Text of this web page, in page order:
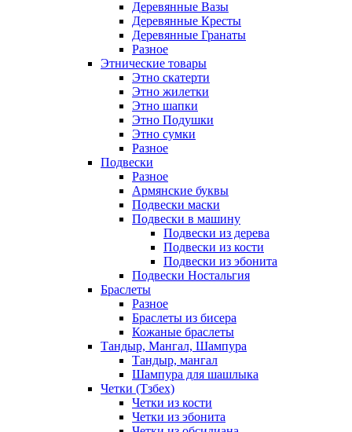
Деревянные Вазы
Деревянные Кресты
Деревянные Гранаты
Разное
Этнические товары
Этно скатерти
Этно жилетки
Этно шапки
Этно Подушки
Этно сумки
Разное
Подвески
Разное
Армянские буквы
Подвески маски
Подвески в машину
Подвески из дерева
Подвески из кости
Подвески из эбонита
Подвески Ностальгия
Браслеты
Разное
Браслеты из бисера
Кожаные браслеты
Тандыр, Мангал, Шампура
Тандыр, мангал
Шампура для шашлыка
Четки (Тзбех)
Четки из кости
Четки из эбонита